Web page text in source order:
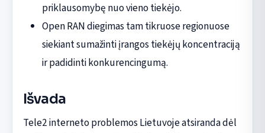
priklausomybę nuo vieno tiekėjo.
Open RAN diegimas tam tikruose regionuose
siekiant sumažinti įrangos tiekėjų koncentraciją
ir padidinti konkurencingumą.
Išvada
Tele2 interneto problemos Lietuvoje atsiranda dėl